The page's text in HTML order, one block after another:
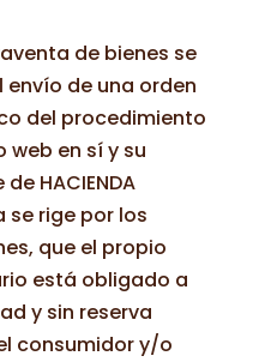
de bienes se
de una orden
del procedimiento
en sí y su
HACIENDA
se rige por los
que el propio
está obligado a
y sin reserva
consumidor y/o